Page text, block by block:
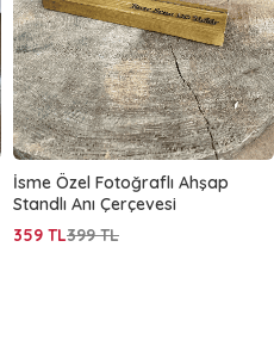
İsme Özel Fotoğraflı Ahşap
Standlı Anı Çerçevesi
399TL
359 TL